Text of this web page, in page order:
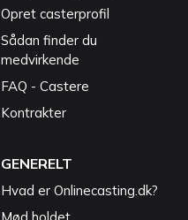
Opret casterprofil
Sådan finder du
medvirkende
FAQ - Castere
Kontrakter
GENERELT
Hvad er Onlinecasting.dk?